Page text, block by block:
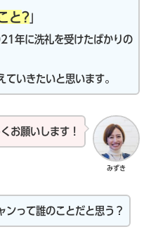
と?
年に洗礼を受けたばかりの
ていきたいと思います。
みずき
お願いします！
ンって誰のことだと思う？